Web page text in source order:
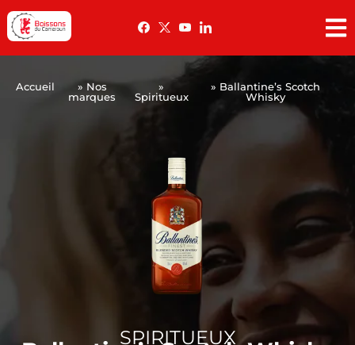
Accueil
» Nos
marques
»
Spiritueux
» Ballantine’s Scotch
Whisky
SPIRITUEUX